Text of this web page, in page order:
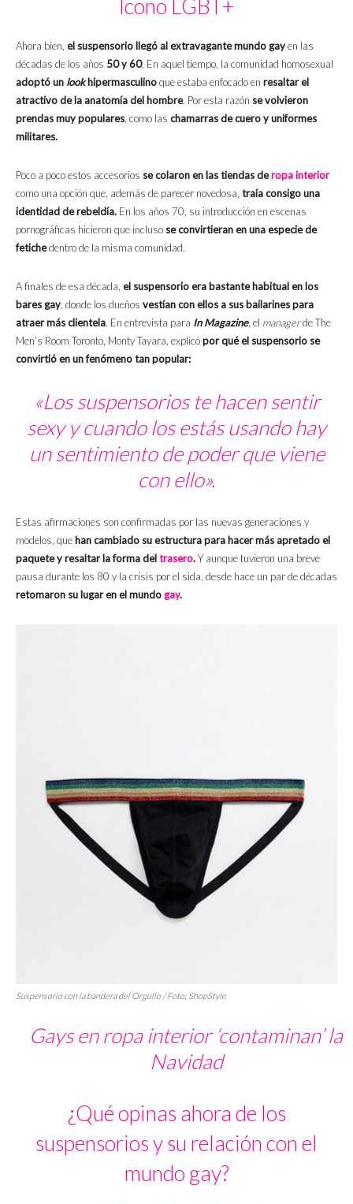
Icono LGBT+
Ahora bien, el suspensorio llegó al extravagante mundo gayen las
décadas de los años 50 y 60. En aquel tiempo, la comunidad homosexual
adoptó un lookhipermasculinoque estaba enfocado en resaltar el
atractivo de la anatomía del hombre. Por esta razón se volvieron
prendas muy populares, como las chamarras de cuero yuniformes
militares.
Poco a poco estos accesorios se colaron en las tiendas deropa interior
como una opción que, además de parecer novedosa, traía consigo una
identidad de rebeldía. En los años 70, su introducción en escenas
pornográficas hicieron que incluso se convirtieran en una especie de
fetichedentro de la misma comunidad.
A finales de esa década, el suspensorio era bastante habitual en los
bares gay, donde los dueños vestían con ellos a sus bailarines para
atraer más clientela. En entrevista para In Magazine, el managerde The
Men’s Room Toronto, Monty Tayara, explicópor qué el suspensorio se
convirtió en un fenómeno tan popular:
«Los suspensorios te hacen sentir
sexy y cuando los estás usando hay
un sentimiento de poder que viene
con ello».
Estas afirmaciones son confirmadas por las nuevas generaciones y
modelos, que han cambiado su estructura para hacer más apretado el
paquete y resaltar la forma deltrasero.Y aunque tuvieron una breve
pausa durante los 80 y la crisis por el sida, desde hace un par de décadas
retomaron su lugar en el mundogay.
Suspensorio con la bandera del Orgullo / Foto: ShopStyle
Gays en ropa interior ‘contaminan’ la
Navidad
¿Qué opinas ahora de los
suspensorios y su relación con el
mundo gay?